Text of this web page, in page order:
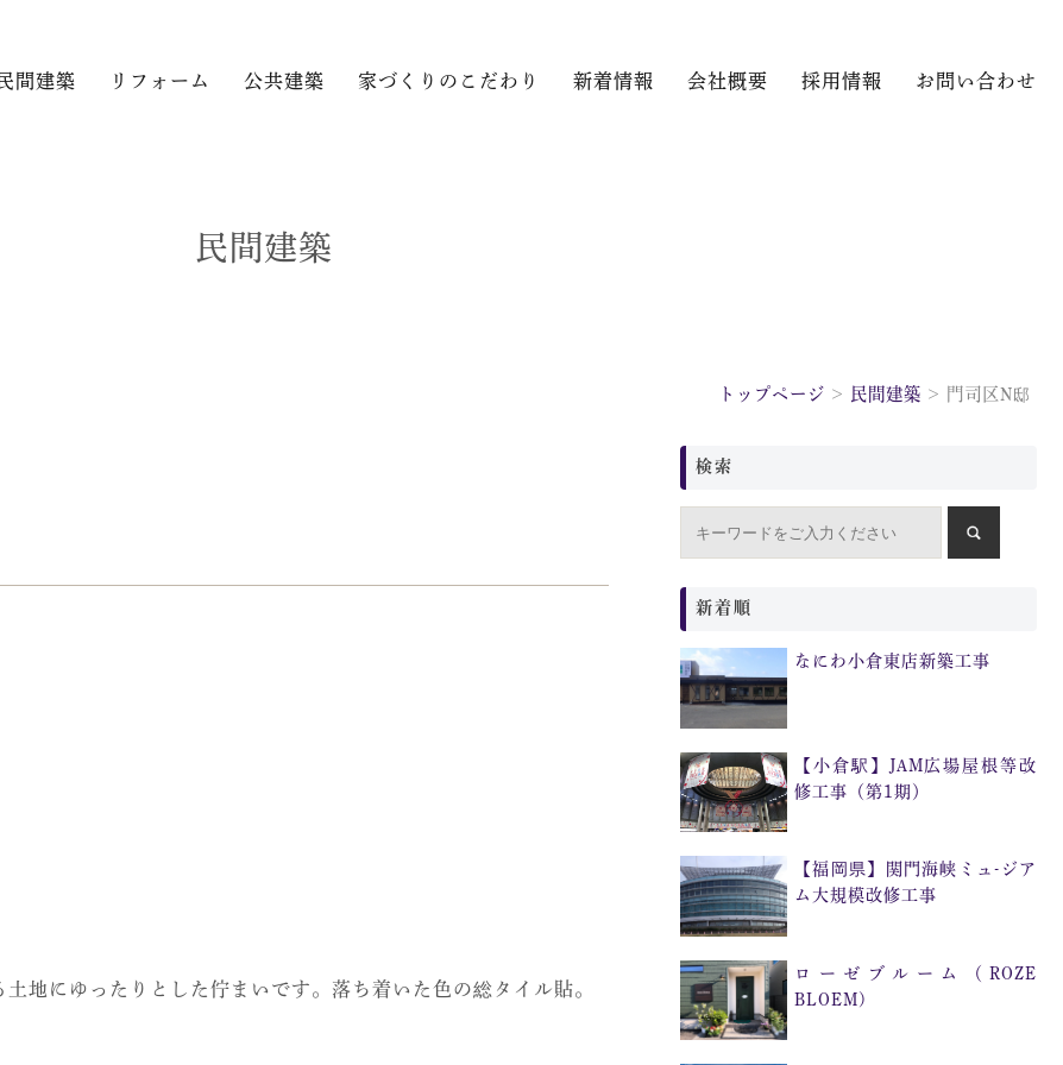
民間建築 リフォーム 公共建築 家づくりのこだわり 新着情報 会社概要 採用情報 お問い合わせ
民間建築
トップページ 民間建築 門司区N邸
地にゆったりとした佇まいです。落ち着いた色の総タイル貼。
検索
新着順
なにわ小倉東店新築工事
【小倉駅】JAM広場屋根等改
修工事（第1期）
【福岡県】関門海峡ミュ-ジア
ム大規模改修工事
ローゼブルーム（ROZE
BLOEM)